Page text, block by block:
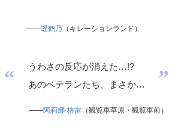
——谣鹤乃 （キレーションランド）
“
うわさの反応が消えた…!?
あのベテランたち、まさか…
”
——阿莉娜·格雷（観覧車草原・観覧車前）